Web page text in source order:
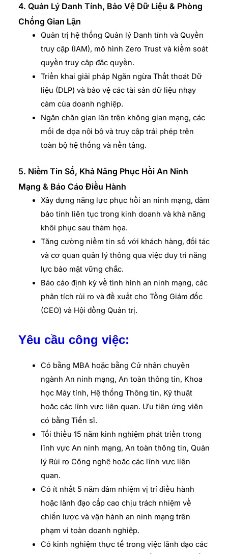
4. Quản Lý Danh Tính, Bảo Vệ Dữ Liệu & Phòng
Chống Gian Lận
Quản trị hệ thống Quản lý Danh tính và Quyền
truy cập (IAM), mô hình Zero Trust và kiểm soát
quyền truy cập đặc quyền.
Triển khai giải pháp Ngăn ngừa Thất thoát Dữ
liệu (DLP) và bảo vệ các tài sản dữ liệu nhạy
cảm của doanh nghiệp.
Ngăn chặn gian lận trên không gian mạng, các
mối đe dọa nội bộ và truy cập trái phép trên
toàn bộ hệ thống và nền tảng.
5. Niềm Tin Số, Khả Năng Phục Hồi An Ninh
Mạng & Báo Cáo Điều Hành
Xây dựng năng lực phục hồi an ninh mạng, đảm
bảo tính liên tục trong kinh doanh và khả năng
khôi phục sau thảm họa.
Tăng cường niềm tin số với khách hàng, đối tác
và cơ quan quản lý thông qua việc duy trì năng
lực bảo mật vững chắc.
Báo cáo định kỳ về tình hình an ninh mạng, các
phân tích rủi ro và đề xuất cho Tổng Giám đốc
(CEO) và Hội đồng Quản trị.
Yêu cầu công việc:
Có bằng MBA hoặc bằng Cử nhân chuyên
ngành An ninh mạng, An toàn thông tin, Khoa
học Máy tính, Hệ thống Thông tin, Kỹ thuật
hoặc các lĩnh vực liên quan. Ưu tiên ứng viên
có bằng Tiến sĩ.
Tối thiểu 15 năm kinh nghiệm phát triển trong
lĩnh vực An ninh mạng, An toàn thông tin, Quản
lý Rủi ro Công nghệ hoặc các lĩnh vực liên
quan.
Có ít nhất 5 năm đảm nhiệm vị trí điều hành
hoặc lãnh đạo cấp cao chịu trách nhiệm về
chiến lược và vận hành an ninh mạng trên
phạm vi toàn doanh nghiệp.
Có kinh nghiệm thực tế trong việc lãnh đạo các